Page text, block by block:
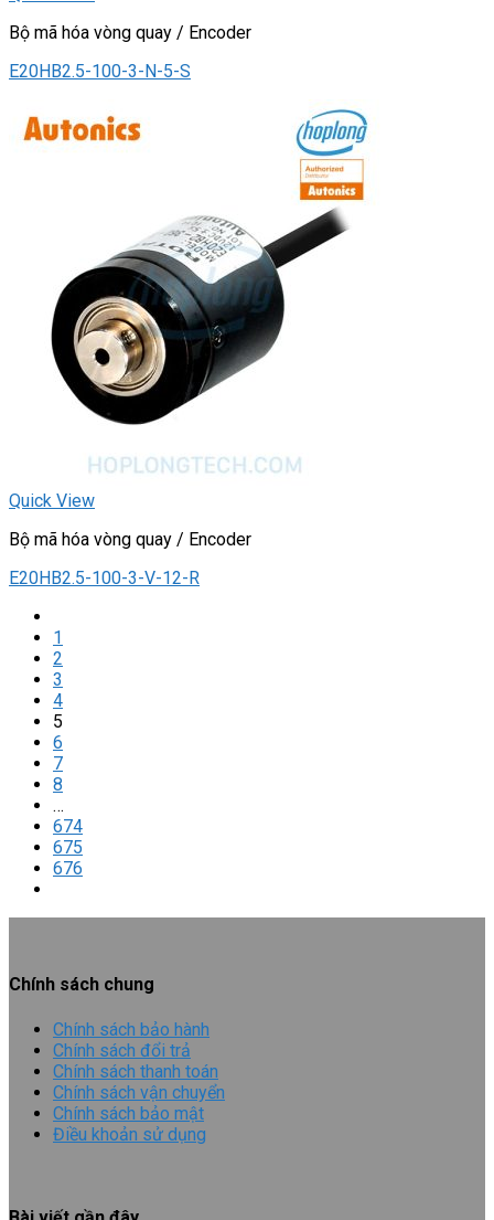
Bộ mã hóa vòng quay / Encoder
E20HB2.5-100-3-N-5-S
Quick View
Bộ mã hóa vòng quay / Encoder
E20HB2.5-100-3-V-12-R
1
2
3
4
5
6
7
8
…
674
675
676
Chính sách chung
Chính sách bảo hành
Chính sách đổi trả
Chính sách thanh toán
Chính sách vận chuyển
Chính sách bảo mật
Điều khoản sử dụng